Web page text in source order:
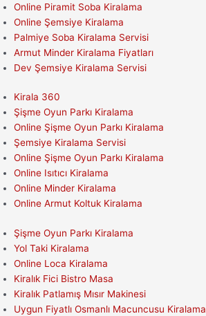
Online Piramit Soba Kiralama
Online Şemsiye Kiralama
Palmiye Soba Kiralama Servisi
Armut Minder Kiralama Fiyatları
Dev Şemsiye Kiralama Servisi
Kirala 360
Şişme Oyun Parkı Kiralama
Online Şişme Oyun Parkı Kiralama
Şemsiye Kiralama Servisi
Online Şişme Oyun Parkı Kiralama
Online Isıtıcı Kiralama
Online Minder Kiralama
Online Armut Koltuk Kiralama
Şişme Oyun Parkı Kiralama
Yol Taki Kiralama
Online Loca Kiralama
Kiralık Fici Bistro Masa
Kiralık Patlamış Mısır Makinesi
Uygun Fiyatlı Osmanlı Macuncusu Kiralama